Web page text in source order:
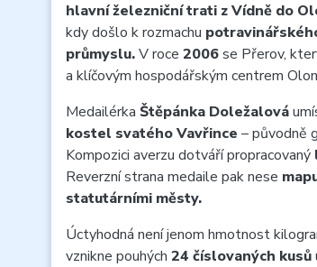
hlavní železniční trati z Vídně do
kdy došlo k rozmachu
průmyslu.V roce 2006se Přerov,
a klíčovým hospodářským centrem
Medailérka Štěpánka Doležalová
kostel svatého Vavřince – původně
Kompozici averzu dotváří propracovaný
Reverzní strana medaile pak nese
statutárními městy.
Úctyhodná není jenom hmotnost
vznikne pouhých 24 číslovaných kusů